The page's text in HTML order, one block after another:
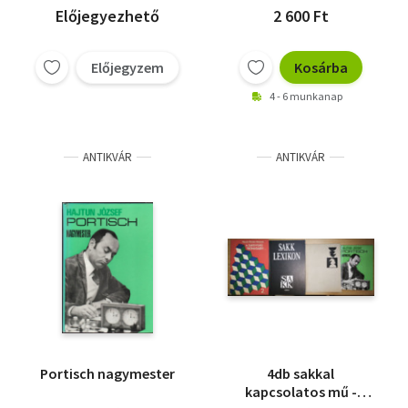
Előjegyezhető
Előjegyzem
2 600 Ft
Kosárba
4 - 6 munkanap
ANTIKVÁR
Portisch nagymester
ANTIKVÁR
4db sakkal
kapcsolatos mű -